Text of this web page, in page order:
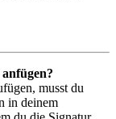
musst du
in deinem